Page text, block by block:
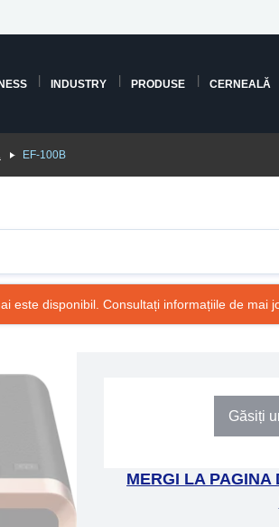
INDUSTRY PRODUSE CERNEALĂ
EF-100B
este disponibil. Consultați informațiile de mai
Găsiți
MERGI LA PAGINA